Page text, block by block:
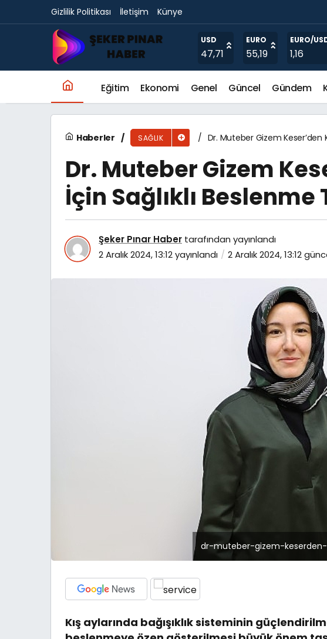
Gizlilik Politikası İletişim Künye
USD
47,71
EURO
55,19
EURO/
1,16
Eğitim Ekonomi Genel Güncel Gündem
Haberler SAĞLIK Dr. Muteber Gizem Keser’den
Dr. Muteber Gizem
İçin Sağlıklı
Şeker Pınar Haber tarafından yayınlandı
2 Aralık 2024, 13:12yayınlandı 2 Aralık 2024, 13:12
dr-muteber-gizem-
Kış aylarında bağışıklık sisteminin
Ani Isı Değişimlerinde Hastalığa Karşı Önlem Almanın